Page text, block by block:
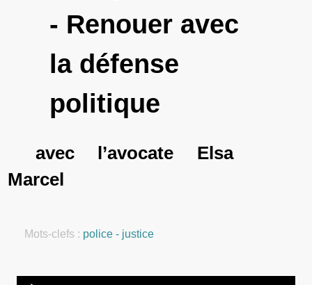
- Renouer avec
la défense
politique
avec l’avocate Elsa
Marcel
Mots-clefs : police - justice